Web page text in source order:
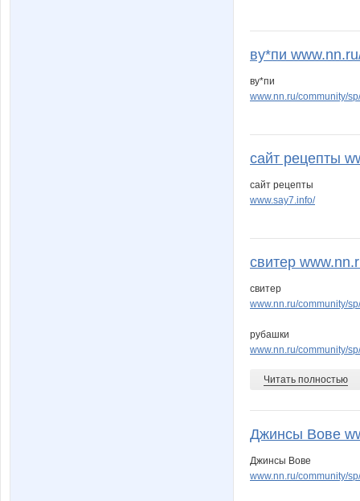
ву*пи
ву*пи
www.nn.ru/community/
сайт рецепты
сайт рецепты
www.say7.info/
свитер
свитер
www.nn.ru/community/
рубашки
www.nn.ru/community/
Читать полностью
Джинсы Вове
Джинсы Вове
www.nn.ru/community/